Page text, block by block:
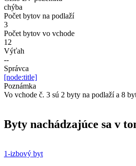
chýba
Počet bytov na podlaží
3
Počet bytov vo vchode
12
Výťah
--
Správca
[node:title]
Poznámka
Vo vchode č. 3 sú 2 byty na podlaží a 8
Byty nachádzajúce sa v
1-izbový byt